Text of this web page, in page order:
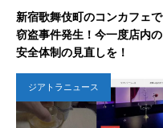
新宿歌舞伎町のコンカフェで
窃盗事件発生！今一度店内の
安全体制の見直しを！
ジアトラニュース